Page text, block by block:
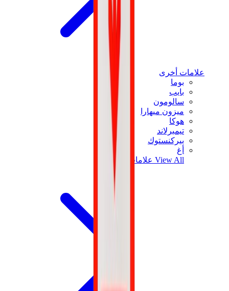
علامات أخرى
بوما
بايب
سالومون
ميزون ميهارا
هوكا
تيمبرلاند
بيركنستوك
أغ
View All علامات أخرى